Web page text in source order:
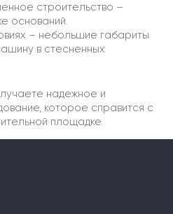
строительство –
оснований.
– небольшие габариты
в стесненных
надежное и
которое справится с
площадке.